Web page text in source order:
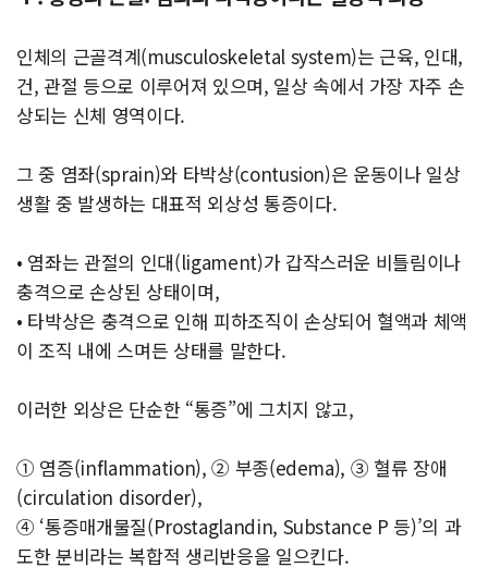
인체의 근골격계(musculoskeletal system)는 근육, 인대,
건, 관절 등으로 이루어져 있으며, 일상 속에서 가장 자주 손
상되는 신체 영역이다.
그 중 염좌(sprain)와 타박상(contusion)은 운동이나 일상
생활 중 발생하는 대표적 외상성 통증이다.
• 염좌는 관절의 인대(ligament)가 갑작스러운 비틀림이나
충격으로 손상된 상태이며,
• 타박상은 충격으로 인해 피하조직이 손상되어 혈액과 체액
이 조직 내에 스며든 상태를 말한다.
이러한 외상은 단순한 “통증”에 그치지 않고,
① 염증(inflammation), ② 부종(edema), ③ 혈류 장애
(circulation disorder),
④ ‘통증매개물질(Prostaglandin, Substance P 등)’의 과
도한 분비라는 복합적 생리반응을 일으킨다.